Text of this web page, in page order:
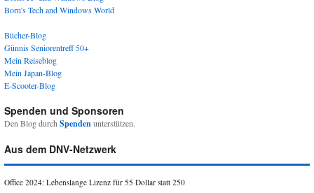
Born's Tech and Windows World
Bücher-Blog
Günnis Seniorentreff 50+
Mein Reiseblog
Mein Japan-Blog
E-Scooter-Blog
Spenden und Sponsoren
Den Blog durchSpendenunterstützen.
Aus dem DNV-Netzwerk
Office 2024: Lebenslange Lizenz für 55 Dollar statt 250